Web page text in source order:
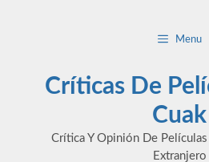
Menu
Críticas De
Cuak
Crítica Y Opinión De
Extranjero